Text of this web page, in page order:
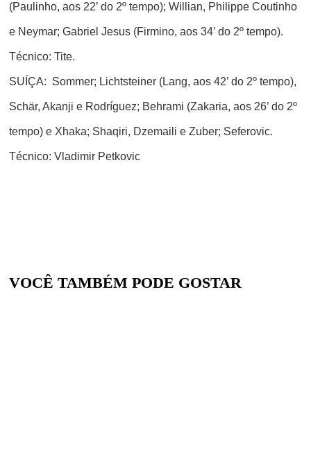
(Paulinho, aos 22’ do 2º tempo); Willian, Philippe Coutinho
e Neymar; Gabriel Jesus (Firmino, aos 34’ do 2º tempo).
Técnico: Tite.
SUÍÇA: Sommer; Lichtsteiner (Lang, aos 42’ do 2º tempo),
Schär, Akanji e Rodríguez; Behrami (Zakaria, aos 26’ do 2º
tempo) e Xhaka; Shaqiri, Dzemaili e Zuber; Seferovic.
Técnico: Vladimir Petkovic
VOCÊ TAMBÉM PODE GOSTAR